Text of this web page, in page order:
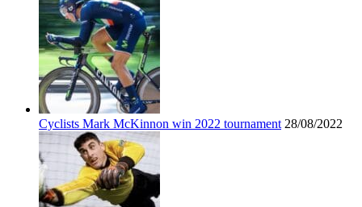
Cyclists Mark McKinnon win 2022 tournament 28/08/2022